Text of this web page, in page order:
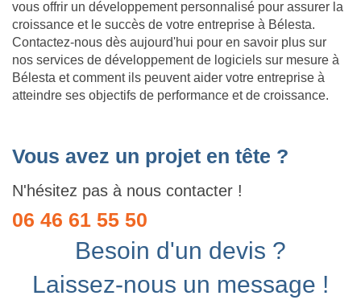
vous offrir un développement personnalisé pour assurer la
croissance et le succès de votre entreprise à Bélesta.
Contactez-nous dès aujourd'hui pour en savoir plus sur
nos services de développement de logiciels sur mesure à
Bélesta et comment ils peuvent aider votre entreprise à
atteindre ses objectifs de performance et de croissance.
Vous avez un projet en tête ?
N'hésitez pas à nous contacter !
06 46 61 55 50
Besoin d'un devis ?
Laissez-nous un message !